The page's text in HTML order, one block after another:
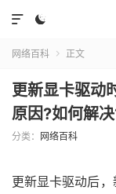


网络百科  正文
更新显卡驱动
原因?如何解
分类： 网络百科
更新显卡驱动后